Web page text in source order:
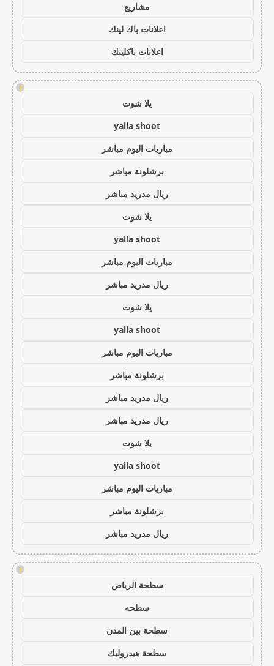
مشاريع
اعلانات باك لينك
اعلانات باكلينك
!
يلا شوت
yalla shoot
مباريات اليوم مباشر
برشلونة مباشر
ريال مدريد مباشر
يلا شوت
yalla shoot
مباريات اليوم مباشر
ريال مدريد مباشر
يلا شوت
yalla shoot
مباريات اليوم مباشر
برشلونة مباشر
ريال مدريد مباشر
ريال مدريد مباشر
يلا شوت
yalla shoot
مباريات اليوم مباشر
برشلونة مباشر
ريال مدريد مباشر
!
سطحة الرياض
سطحه
سطحة بين المدن
سطحة هيدروليك